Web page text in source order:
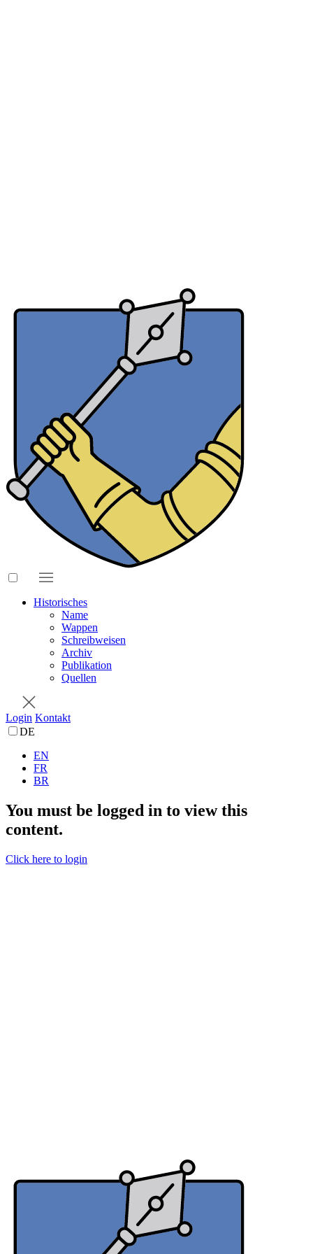
Historisches
Name
Wappen
Schreibweisen
Archiv
Publikation
Quellen
Login Kontakt
DE
EN
FR
BR
You must be logged in to view this
content.
Click here to login